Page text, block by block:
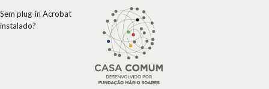
Sem plug-in Acrobat
instalado?